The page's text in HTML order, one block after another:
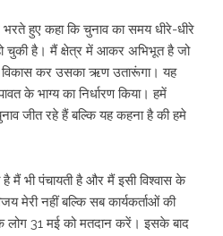
भरते हुए कहा कि चुनाव का समय धीरे-धीरे
चुकी है। मैं क्षेत्र में आकर अभिभूत है जो
विकास कर उसका ऋण उतारूंगा। यह
के भाग्य का निर्धारण किया। हमें
जीत रहे हैं बल्कि यह कहना है की हमे
है मैं भी पंचायती है और मैं इसी विश्वास के
मेरी नहीं बल्कि सब कार्यकर्ताओं की
31 मई को मतदान करें। इसके बाद